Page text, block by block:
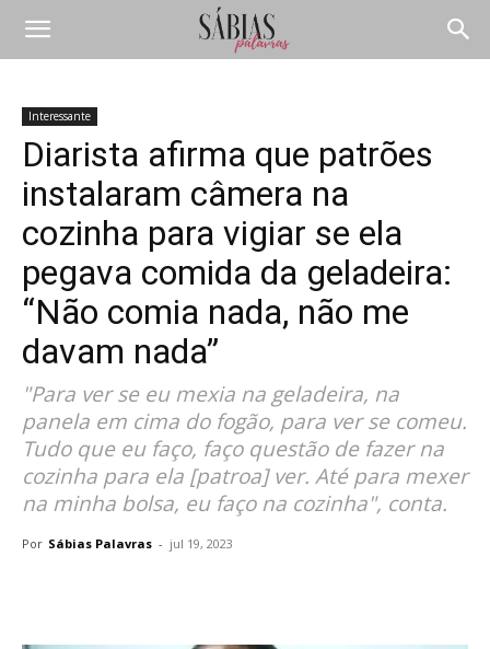
Interessante
Diarista afirma que patrões
instalaram câmera na
cozinha para vigiar se ela
pegava comida da geladeira:
“Não comia nada, não me
davam nada”
"Para ver se eu mexia na geladeira, na
panela em cima do fogão, para ver se comeu.
Tudo que eu faço, faço questão de fazer na
cozinha para ela [patroa] ver. Até para mexer
na minha bolsa, eu faço na cozinha", conta.
Por Sábias Palavras - jul 19, 2023